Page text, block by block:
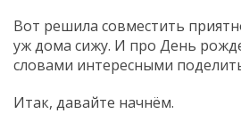
Вот решила совместить
уж дома сижу. И про День
словами интересными
Итак, давайте начнём.